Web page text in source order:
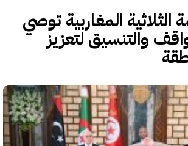
المغاربية توصي
والتنسيق لتعزيز